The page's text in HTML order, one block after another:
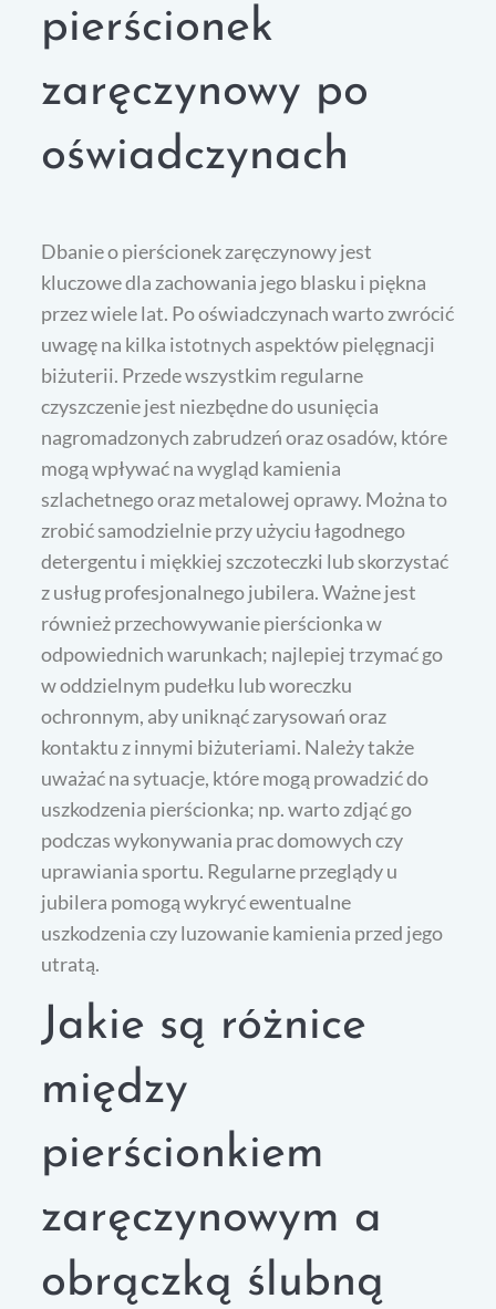
pierścionek
zaręczynowy po
oświadczynach
Dbanie o pierścionek zaręczynowy jest
kluczowe dla zachowania jego blasku i piękna
przez wiele lat. Po oświadczynach warto zwrócić
uwagę na kilka istotnych aspektów pielęgnacji
biżuterii. Przede wszystkim regularne
czyszczenie jest niezbędne do usunięcia
nagromadzonych zabrudzeń oraz osadów, które
mogą wpływać na wygląd kamienia
szlachetnego oraz metalowej oprawy. Można to
zrobić samodzielnie przy użyciu łagodnego
detergentu i miękkiej szczoteczki lub skorzystać
z usług profesjonalnego jubilera. Ważne jest
również przechowywanie pierścionka w
odpowiednich warunkach; najlepiej trzymać go
w oddzielnym pudełku lub woreczku
ochronnym, aby uniknąć zarysowań oraz
kontaktu z innymi biżuteriami. Należy także
uważać na sytuacje, które mogą prowadzić do
uszkodzenia pierścionka; np. warto zdjąć go
podczas wykonywania prac domowych czy
uprawiania sportu. Regularne przeglądy u
jubilera pomogą wykryć ewentualne
uszkodzenia czy luzowanie kamienia przed jego
utratą.
Jakie są różnice
między
pierścionkiem
zaręczynowym a
obrączką ślubną